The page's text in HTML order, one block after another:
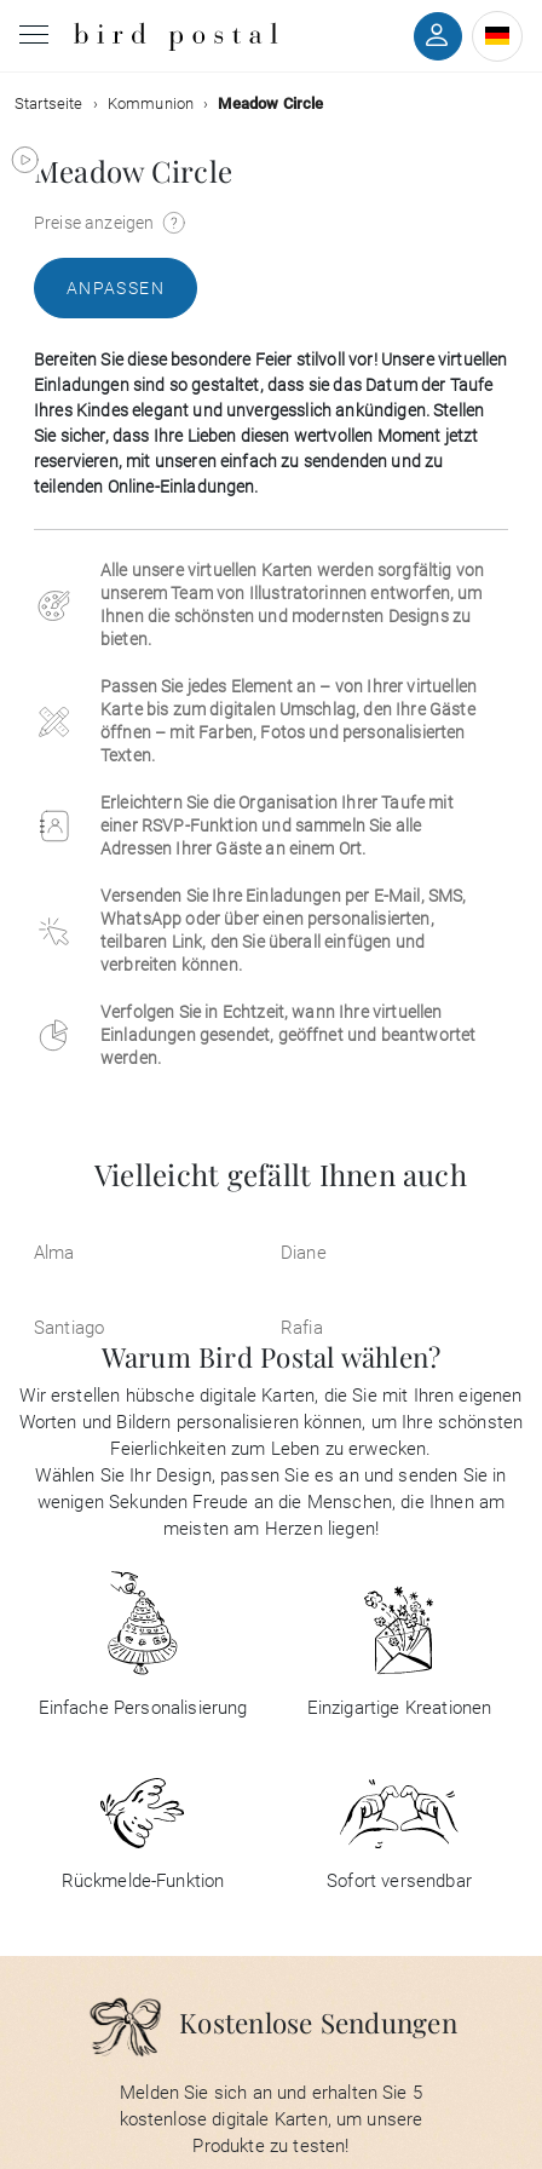
Hochzeit
Geburt
Kommunion
Trauer
Geburtstag
Firmen
Startseite Kommunion Meadow Circle
Meadow Circle
Preise anzeigen
ANPASSEN
Bereiten Sie diese besondere Feier stilvoll vor! Unsere virtuellen
Einladungen sind so gestaltet, dass sie das Datum der Taufe
Ihres Kindes elegant und unvergesslich ankündigen. Stellen
Sie sicher, dass Ihre Lieben diesen wertvollen Moment jetzt
reservieren, mit unseren einfach zu sendenden und zu
teilenden Online-Einladungen.
Alle unsere virtuellen Karten werden sorgfältig von
unserem Team von Illustratorinnen entworfen, um
Ihnen die schönsten und modernsten Designs zu
bieten.
Passen Sie jedes Element an – von Ihrer virtuellen
Karte bis zum digitalen Umschlag, den Ihre Gäste
öffnen – mit Farben, Fotos und personalisierten
Texten.
Erleichtern Sie die Organisation Ihrer Taufe mit
einer RSVP-Funktion und sammeln Sie alle
Adressen Ihrer Gäste an einem Ort.
Versenden Sie Ihre Einladungen per E-Mail, SMS,
WhatsApp oder über einen personalisierten,
teilbaren Link, den Sie überall einfügen und
verbreiten können.
Verfolgen Sie in Echtzeit, wann Ihre virtuellen
Einladungen gesendet, geöffnet und beantwortet
werden.
Vielleicht gefällt Ihnen auch
Alma Diane
Santiago Rafia
Warum Bird Postal wählen?
Wir erstellen hübsche digitale Karten, die Sie mit Ihren eigenen
Worten und Bildern personalisieren können, um Ihre schönsten
Feierlichkeiten zum Leben zu erwecken.
Wählen Sie Ihr Design, passen Sie es an und senden Sie in
wenigen Sekunden Freude an die Menschen, die Ihnen am
meisten am Herzen liegen!
Einfache Personalisierung Einzigartige Kreationen
Rückmelde-Funktion Sofort versendbar
Kostenlose Sendungen
Melden Sie sich an und erhalten Sie 5
kostenlose digitale Karten, um unsere
Produkte zu testen!